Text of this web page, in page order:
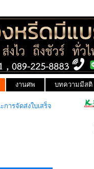
งานศพ บทความมีสติ
การจัดส่งใบเสร็จ